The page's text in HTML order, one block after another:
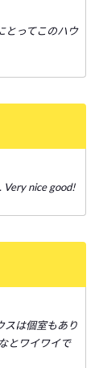
とってこのハウ
Very nice good!
スは個室もあり
とワイワイで